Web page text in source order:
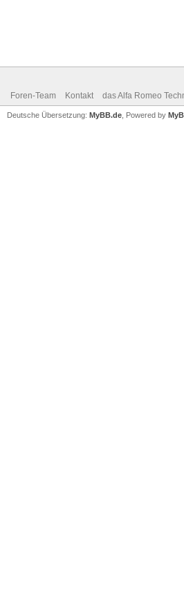
Foren-Team Kontakt das Alfa Romeo
Deutsche Übersetzung: MyBB.de , Powered by